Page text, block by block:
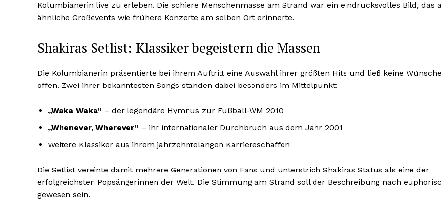
Kolumbianerin live zu erleben. Die schiere Menschenmasse am Strand war ein eindrucksvolles Bild, das
ähnliche Großevents wie frühere Konzerte am selben Ort erinnerte.
Shakiras Setlist: Klassiker begeistern die Massen
Die Kolumbianerin präsentierte bei ihrem Auftritt eine Auswahl ihrer größten Hits und ließ keine Wünsche
offen. Zwei ihrer bekanntesten Songs standen dabei besonders im Mittelpunkt:
„Waka Waka” – der legendäre Hymnus zur Fußball-WM 2010
„Whenever, Wherever” – ihr internationaler Durchbruch aus dem Jahr 2001
Weitere Klassiker aus ihrem jahrzehntelangen Karriereschaffen
Die Setlist vereinte damit mehrere Generationen von Fans und unterstrich Shakiras Status als eine der
erfolgreichsten Popsängerinnen der Welt. Die Stimmung am Strand soll der Beschreibung nach
gewesen sein.